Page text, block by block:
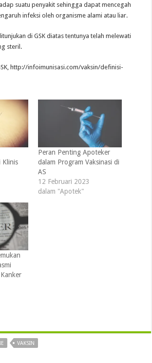
suatu penyakit sehingga dapat mencegah
infeksi oleh organisme alami atau liar.
di GSK diatas tentunya telah melewati
steril.
http://infoimunisasi.com/vaksin/definisi-
Klinis
Peran Penting Apoteker
dalam Program Vaksinasi di
AS
12 Februari 2023
dalam "Apotek"
VAKSIN